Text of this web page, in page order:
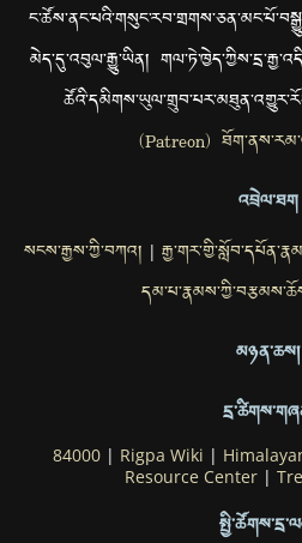
མེད་དུ་འབུལ་རྒྱུ་ཡིན།
(Patreon)
འབྲེལ་ཐག
སངས་རྒྱས་ཀྱི་བཀའ།
མཉན་ཆས།
84000| Rigpa Wiki
Resource Center